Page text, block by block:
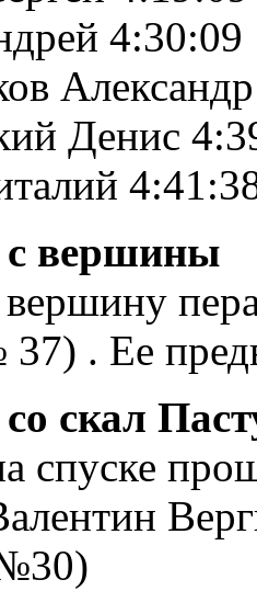
4:30:09
Денис
с вершины
. Ее
скал
спуске